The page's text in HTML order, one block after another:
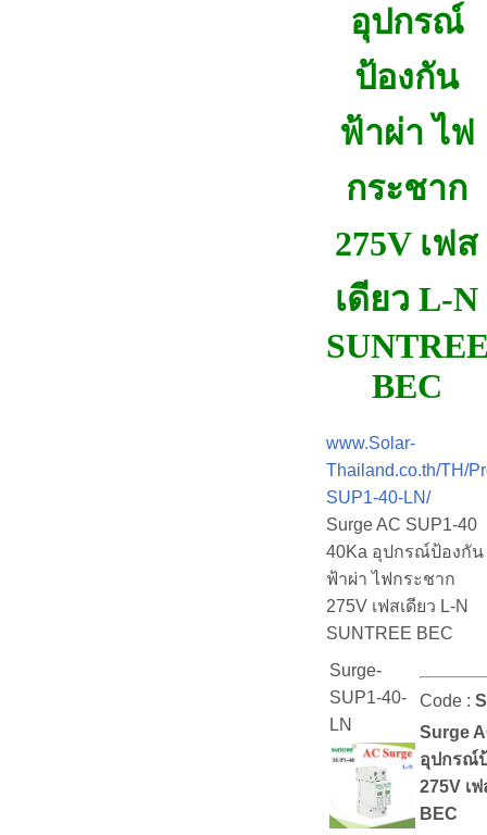
อุปกรณ์
ป้องกัน
ฟ้าผ่า ไฟ
กระชาก
275V เฟส
เดียว L-N
BEC
www.Solar-
Thailand.co.th/TH/
SUP1-40-LN/
Surge AC SUP1-40
40Ka อุปกรณ์ป้องกัน
ฟ้าผ่า ไฟกระชาก
275V เฟสเดียว L-N
SUNTREE BEC
Surge-
SUP1-40-
LN
Code :
Surge
อุปกรณ์
275V เ
BEC